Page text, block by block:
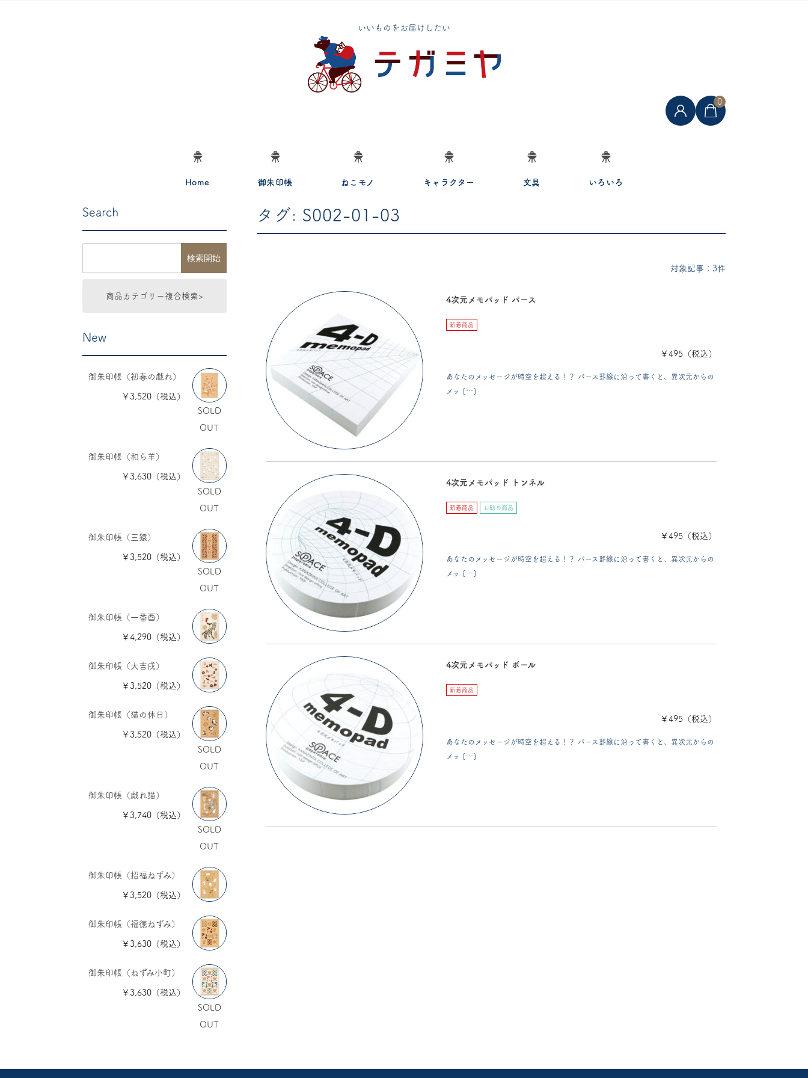
いいものをお届けしたい
0
Home 御朱印帳 ねこモノ キャラクター 文具 いろいろ
タグ: S002-01-03
対象記事：3件
4次元メモパッド パース
新着商品
￥495（税込）
あなたのメッセージが時空を超える！？ パース罫線に沿って書くと、異次元からの
メッ […]
4次元メモパッド トンネル
新着商品 お勧め商品
￥495（税込）
あなたのメッセージが時空を超える！？ パース罫線に沿って書くと、異次元からの
メッ […]
4次元メモパッド ボール
新着商品
￥495（税込）
あなたのメッセージが時空を超える！？ パース罫線に沿って書くと、異次元からの
メッ […]
Search
商品カテゴリー複合検索>
New
SOLD
OUT
御朱印帳（初春の戯れ）
￥3,520（税込）
SOLD
OUT
御朱印帳（和ら羊）
￥3,630（税込）
SOLD
OUT
御朱印帳（三猿）
￥3,520（税込）
御朱印帳（一番酉）
￥4,290（税込）
御朱印帳（大吉戌）
￥3,520（税込）
SOLD
OUT
御朱印帳（猫の休日）
￥3,520（税込）
SOLD
OUT
御朱印帳（戯れ猫）
￥3,740（税込）
御朱印帳（招福ねずみ）
￥3,520（税込）
御朱印帳（福徳ねずみ）
￥3,630（税込）
SOLD
OUT
御朱印帳（ねずみ小町）
￥3,630（税込）